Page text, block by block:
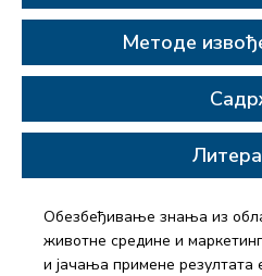
Методе
Обезбеђивање знања из
животне средине и
и јачања примене резултата